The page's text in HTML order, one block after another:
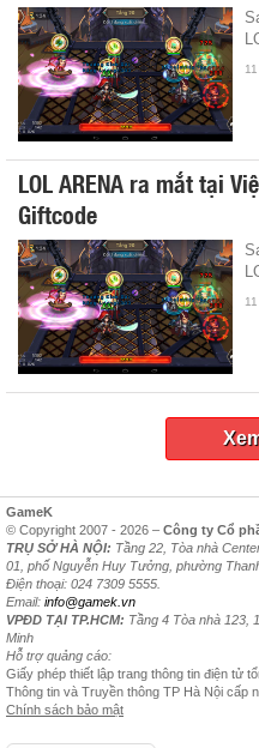
LOL ARENA ra mắt tại
Giftcode
GameK
© Copyright 2007 - 2026 – Công ty Cổ
TRỤ SỞ HÀ NỘI: Tầng 22, Tòa nhà
01, phố Nguyễn Huy Tưởng, phường
Điện thoại: 024 7309 5555.
Email: info@gamek.vn
VPĐD TẠI TP.HCM: Tầng 4 Tòa nhà 123,
Minh
Hỗ trợ quảng cáo:
Giấy phép thiết lập trang thông tin điện tử
Thông tin và Truyền thông TP Hà Nội cấp
Chính sách bảo mật